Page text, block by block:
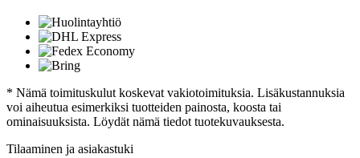
* Nämä toimituskulut koskevat vakiotoimituksia. Lisäkustannuksia
voi aiheutua esimerkiksi tuotteiden painosta, koosta tai
ominaisuuksista. Löydät nämä tiedot tuotekuvauksesta.
Tilaaminen ja asiakastuki